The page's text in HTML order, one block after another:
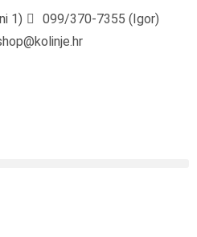
1)
099/370-7355 (Igor)